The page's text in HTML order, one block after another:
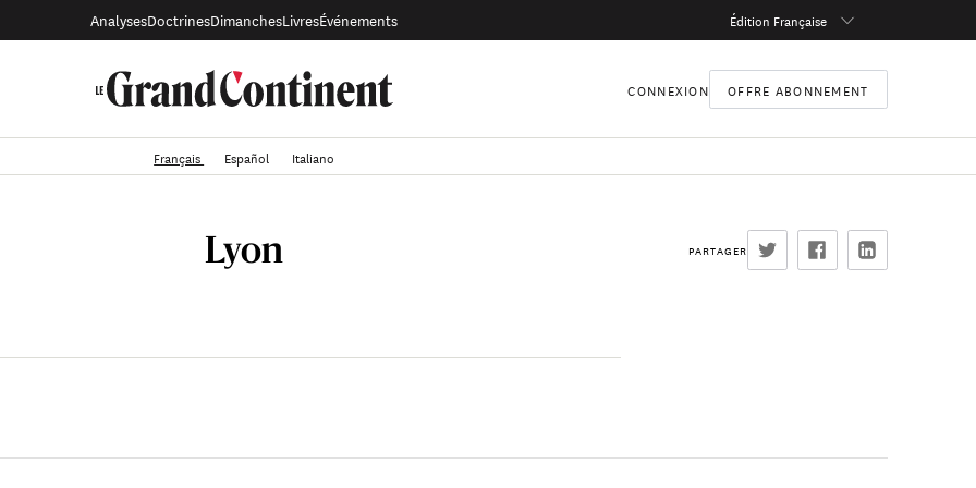
AnalysesDoctrinesDimanchesLivresÉvénements Édition Française
CONNEXION OFFRE ABONNEMENT
Français Español Italiano
Lyon PARTAGER